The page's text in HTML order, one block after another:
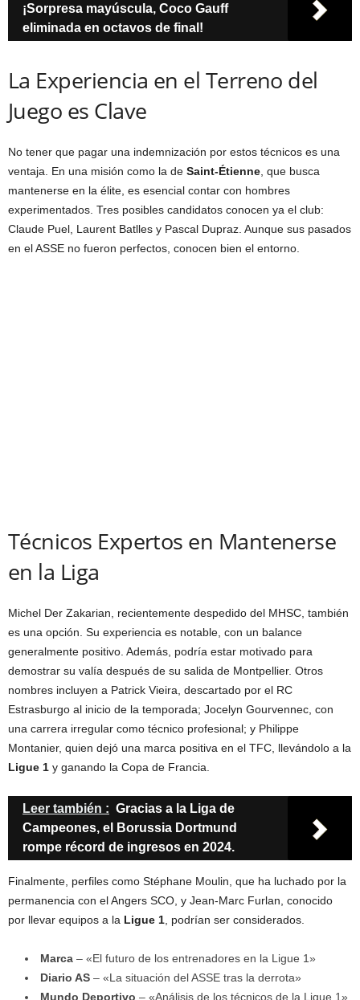
¡Sorpresa mayúscula, Coco Gauff
eliminada en octavos de final!
La Experiencia en el Terreno del
Juego es Clave
No tener que pagar una indemnización por estos técnicos es una
ventaja. En una misión como la de Saint-Étienne, que busca
mantenerse en la élite, es esencial contar con hombres
experimentados. Tres posibles candidatos conocen ya el club:
Claude Puel, Laurent Batlles y Pascal Dupraz. Aunque sus pasados
en el ASSE no fueron perfectos, conocen bien el entorno.
Técnicos Expertos en Mantenerse
en la Liga
Michel Der Zakarian, recientemente despedido del MHSC, también
es una opción. Su experiencia es notable, con un balance
generalmente positivo. Además, podría estar motivado para
demostrar su valía después de su salida de Montpellier. Otros
nombres incluyen a Patrick Vieira, descartado por el RC
Estrasburgo al inicio de la temporada; Jocelyn Gourvennec, con
una carrera irregular como técnico profesional; y Philippe
Montanier, quien dejó una marca positiva en el TFC, llevándolo a la
Ligue 1 y ganando la Copa de Francia.
Leer también : Gracias a la Liga de
Campeones, el Borussia Dortmund
rompe récord de ingresos en 2024.
Finalmente, perfiles como Stéphane Moulin, que ha luchado por la
permanencia con el Angers SCO, y Jean-Marc Furlan, conocido
por llevar equipos a la Ligue 1, podrían ser considerados.
Marca – «El futuro de los entrenadores en la Ligue 1»
Diario AS – «La situación del ASSE tras la derrota»
Mundo Deportivo – «Análisis de los técnicos de la Ligue 1»